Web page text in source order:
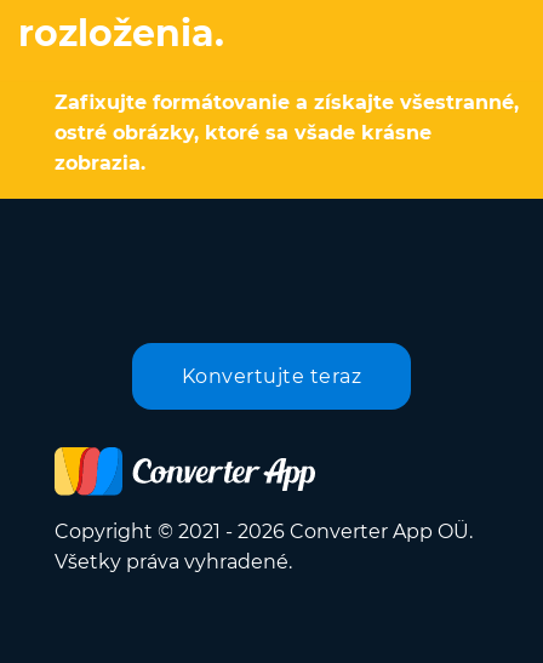
rozloženia.
Zafixujte formátovanie a získajte všestranné,
ostré obrázky, ktoré sa všade krásne
zobrazia.
Konvertujte teraz
Copyright © 2021 - 2026 Converter App OÜ.
Všetky práva vyhradené.